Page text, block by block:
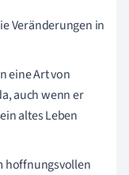
Veränderungen in
eine Art von
auch wenn er
altes Leben
hoffnungsvollen